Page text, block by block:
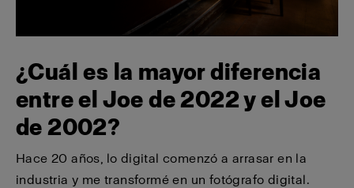
¿Cuál es la mayor diferencia
entre el Joe de 2022 y el Joe
de 2002?
Hace 20 años, lo digital comenzó a arrasar en la
industria y me transformé en un fotógrafo digital.